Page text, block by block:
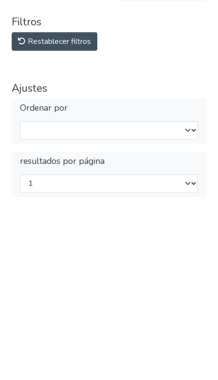
Filtros
Restablecer filtros
Ajustes
Ordenar por
resultados por página